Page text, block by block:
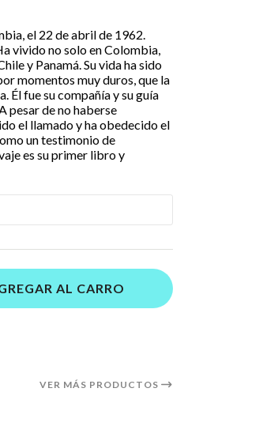
el 22 de abril de 1962.
vivido no solo en Colombia,
y Panamá. Su vida ha sido
momentos muy duros, que la
Él fue su compañía y su guía
pesar de no haberse
el llamado y ha obedecido el
un testimonio de
es su primer libro y
AL CARRO
VER MÁS PRODUCTOS